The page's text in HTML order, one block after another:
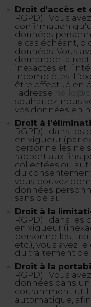
Droit d'accès et
RGPD) : Vous
confirmation
données
le cas échéant,
données. Vous
demander la
inexactes et
incomplètes.
être effectué en
l'adresse
souhaitez, nous
vos données en
Droit à
RGPD) : dans les
en vigueur (par
personnelles ne
rapport aux fins
collectées ou
du
vous pouvez
données
sans délai.
Droit à la
RGPD) : dans les
en vigueur
personnelles,
etc.), vous avez
du traitement de
Droit à la
RGPD) : Vous
données dans
couramment
automatique,